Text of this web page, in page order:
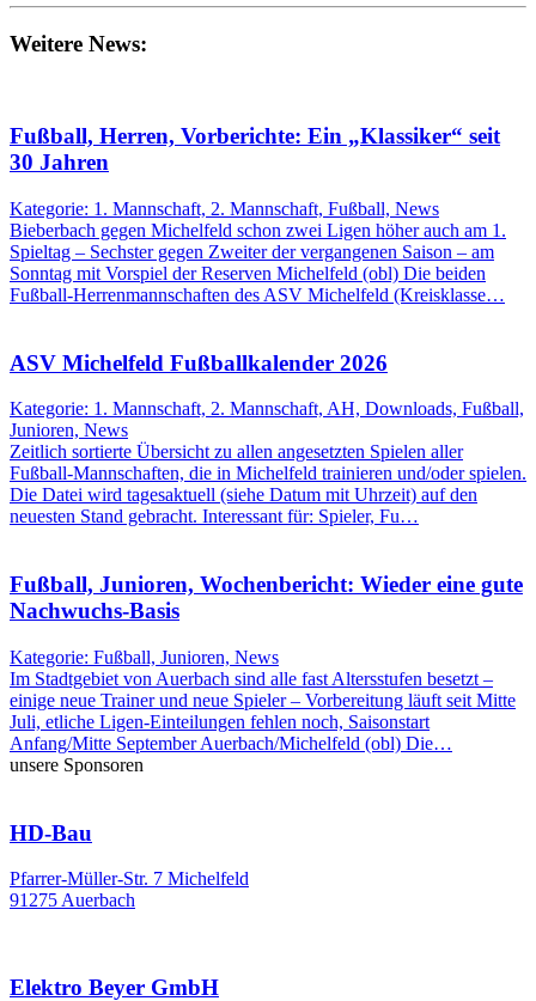
Weitere News:
Fußball, Herren, Vorberichte: Ein „Klassiker“ seit
30 Jahren
Kategorie: 1. Mannschaft, 2. Mannschaft, Fußball, News
Bieberbach gegen Michelfeld schon zwei Ligen höher auch am 1.
Spieltag – Sechster gegen Zweiter der vergangenen Saison – am
Sonntag mit Vorspiel der Reserven Michelfeld (obl) Die beiden
Fußball-Herrenmannschaften des ASV Michelfeld (Kreisklasse…
ASV Michelfeld Fußballkalender 2026
Kategorie: 1. Mannschaft, 2. Mannschaft, AH, Downloads, Fußball,
Junioren, News
Zeitlich sortierte Übersicht zu allen angesetzten Spielen aller
Fußball-Mannschaften, die in Michelfeld trainieren und/oder spielen.
Die Datei wird tagesaktuell (siehe Datum mit Uhrzeit) auf den
neuesten Stand gebracht. Interessant für: Spieler, Fu…
Fußball, Junioren, Wochenbericht: Wieder eine gute
Nachwuchs-Basis
Kategorie: Fußball, Junioren, News
Im Stadtgebiet von Auerbach sind alle fast Altersstufen besetzt –
einige neue Trainer und neue Spieler – Vorbereitung läuft seit Mitte
Juli, etliche Ligen-Einteilungen fehlen noch, Saisonstart
Anfang/Mitte September Auerbach/Michelfeld (obl) Die…
unsere Sponsoren
HD-Bau
Pfarrer-Müller-Str. 7 Michelfeld
91275 Auerbach
Elektro Beyer GmbH